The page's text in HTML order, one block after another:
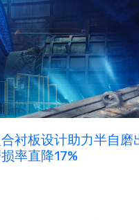
衬板设计助力半自磨
率直降17%